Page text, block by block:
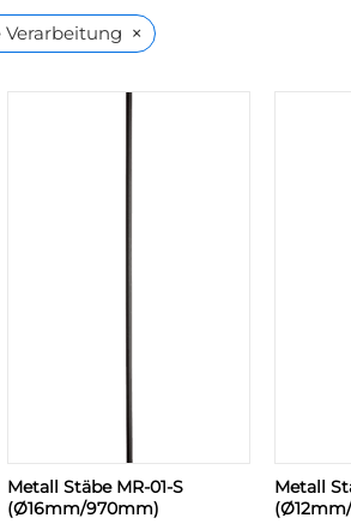
Verarbeitung ×
Metall Stäbe MR-01-S
(Ø16mm/970mm)
Metall